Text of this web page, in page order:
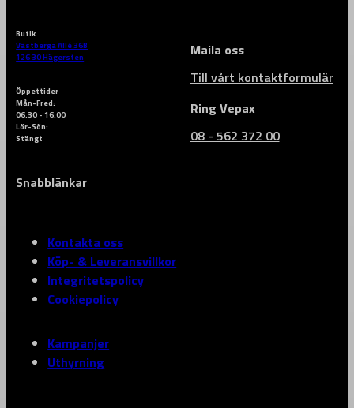
Butik
Västberga Allé 36B
126 30 Hägersten
Maila oss
Till vårt kontaktformulär
Öppettider
Mån-Fred:
06.30 - 16.00
Lör-Sön:
Stängt
Ring Vepax
08 - 562 372 00
Snabblänkar
Kontakta oss
Köp- & Leveransvillkor
Integritetspolicy
Cookiepolicy
Kampanjer
Uthyrning